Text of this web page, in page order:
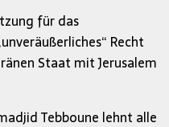
für das
Recht
Staat mit Jerusalem
Tebboune lehnt alle